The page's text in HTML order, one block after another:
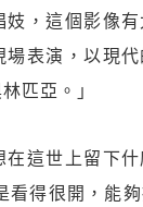
，這個影像
表演，以現
匹亞。」
這世上留下
得很開，能